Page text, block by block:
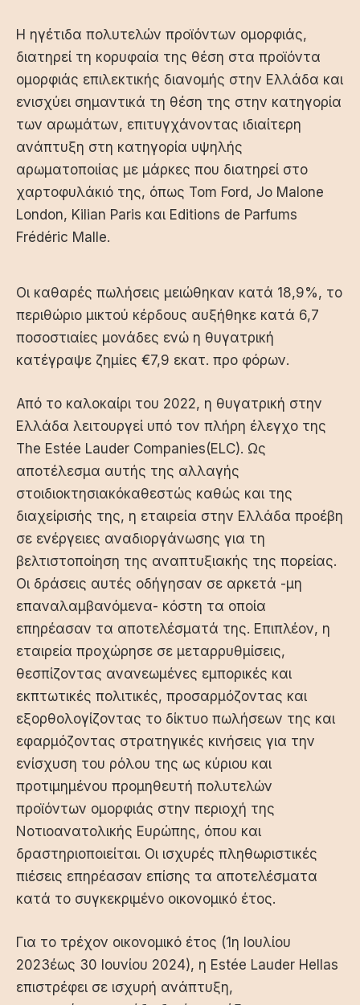
Η ηγέτιδα πολυτελών προϊόντων ομορφιάς,
διατηρεί τη κορυφαία της θέση στα προϊόντα
ομορφιάς επιλεκτικής διανομής στην Ελλάδα και
ενισχύει σημαντικά τη θέση της στην κατηγορία
των αρωμάτων, επιτυγχάνοντας ιδιαίτερη
ανάπτυξη στη κατηγορία υψηλής
αρωματοποιίας με μάρκες που διατηρεί στο
χαρτοφυλάκιό της, όπως Tom Ford, Jo Malone
London, Kilian Paris και Editions de Parfums
Frédéric Malle.
Οι καθαρές πωλήσεις μειώθηκαν κατά 18,9%, το
περιθώριο μικτού κέρδους αυξήθηκε κατά 6,7
ποσοστιαίες μονάδες ενώ η θυγατρική
κατέγραψε ζημίες €7,9 εκατ. προ φόρων.
Από το καλοκαίρι του 2022, η θυγατρική στην
Ελλάδα λειτουργεί υπό τον πλήρη έλεγχο της
The Estée Lauder Companies(ELC). Ως
αποτέλεσμα αυτής της αλλαγής
στοιδιοκτησιακόκαθεστώς καθώς και της
διαχείρισής της, η εταιρεία στην Ελλάδα προέβη
σε ενέργειες αναδιοργάνωσης για τη
βελτιστοποίηση της αναπτυξιακής της πορείας.
Οι δράσεις αυτές οδήγησαν σε αρκετά -μη
επαναλαμβανόμενα- κόστη τα οποία
επηρέασαν τα αποτελέσματά της. Επιπλέον, η
εταιρεία προχώρησε σε μεταρρυθμίσεις,
θεσπίζοντας ανανεωμένες εμπορικές και
εκπτωτικές πολιτικές, προσαρμόζοντας και
εξορθολογίζοντας το δίκτυο πωλήσεων της και
εφαρμόζοντας στρατηγικές κινήσεις για την
ενίσχυση του ρόλου της ως κύριου και
προτιμημένου προμηθευτή πολυτελών
προϊόντων ομορφιάς στην περιοχή της
Νοτιοανατολικής Ευρώπης, όπου και
δραστηριοποιείται. Οι ισχυρές πληθωριστικές
πιέσεις επηρέασαν επίσης τα αποτελέσματα
κατά το συγκεκριμένο οικονομικό έτος.
Για το τρέχον οικονομικό έτος (1η Ιουλίου
2023έως 30 Ιουνίου 2024), η Estée Lauder Hellas
επιστρέφει σε ισχυρή ανάπτυξη,